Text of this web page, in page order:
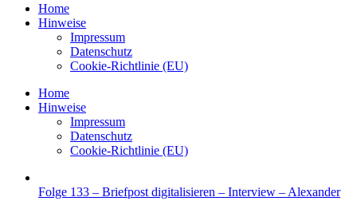
Home
Hinweise
Impressum
Datenschutz
Cookie-Richtlinie (EU)
Home
Hinweise
Impressum
Datenschutz
Cookie-Richtlinie (EU)
Folge 133 – Briefpost digitalisieren – Interview – Alexander